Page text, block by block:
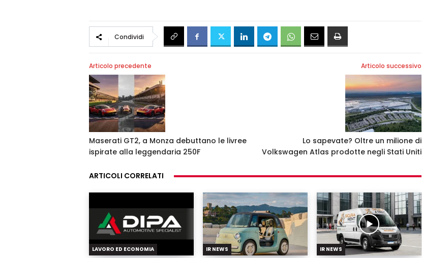
Condividi
Articolo precedente
Maserati GT2, a Monza debuttano le livree
ispirate alla leggendaria 250F
Articolo successivo
Lo sapevate? Oltre un milione di
Volkswagen Atlas prodotte negli Stati Uniti
ARTICOLI CORRELATI
LAVORO ED ECONOMIA IR NEWS IR NEWS